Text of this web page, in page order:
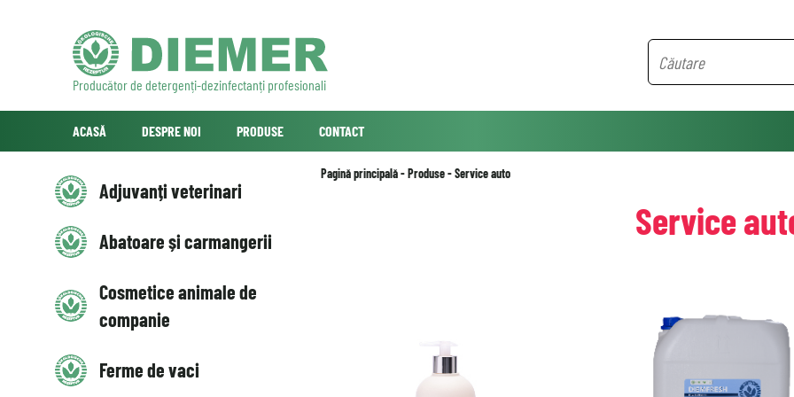
Producător de detergenți-dezinfectanți profesionali
ACASĂ DESPRE NOI PRODUSE CONTACT
Adjuvanți veterinari
Abatoare și carmangerii
Cosmetice animale de
companie
Ferme de vaci
Pagină principală-Produse-Service auto
Service